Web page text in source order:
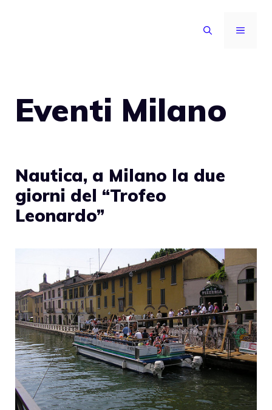
MENU
Eventi Milano
Nautica, a Milano la due
giorni del “Trofeo
Leonardo”